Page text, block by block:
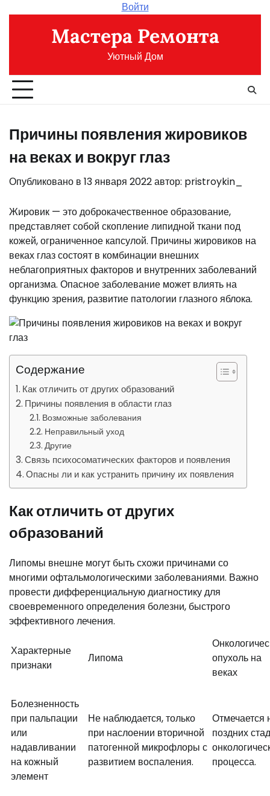
содержимому
Войти
Мастера Ремонта
Уютный Дом
Причины появления жировиков
на веках и вокруг глаз
Опубликовано в 13 января 2022автор: pristroykin_
Жировик — это доброкачественное образование,
представляет собой скопление липидной ткани под
кожей, ограниченное капсулой. Причины жировиков на
веках глаз состоят в комбинации внешних
неблагоприятных факторов и внутренних заболеваний
организма. Опасное заболевание может влиять на
функцию зрения, развитие патологии глазного яблока.
Содержание
Как отличить от других образований
Причины появления в области глаз
Возможные заболевания
Неправильный уход
Другие
Связь психосоматических факторов и появления
Опасны ли и как устранить причину их появления
Как отличить от других
образований
Липомы внешне могут быть схожи причинами со
многими офтальмологическими заболеваниями. Важно
провести дифференциальную диагностику для
своевременного определения болезни, быстрого
эффективного лечения.
Характерные
признаки
Липома
опухоль на
веках
Болезненность
при пальпации
или
надавливании
на кожный
элемент
Не наблюдается, только
при наслоении вторичной
патогенной микрофлоры с
развитием воспаления.
Отмечается
поздних
процесса.